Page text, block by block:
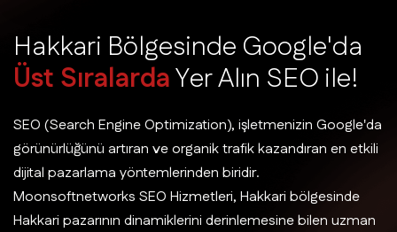
Hakkari Bölgesinde Google'da
Üst SıralardaYerAlın SEO ile!
SEO (Search Engine Optimization), işletmenizin Google'da
görünürlüğünü artıran ve organik trafik kazandıran en etkili
dijital pazarlama yöntemlerinden biridir.
Moonsoftnetworks SEO Hizmetleri, Hakkari bölgesinde
Hakkari pazarının dinamiklerini derinlemesine bilen uzman